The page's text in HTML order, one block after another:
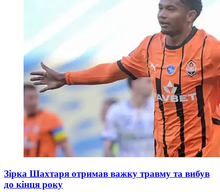
Зірка Шахтаря отримав важку травму та вибув
до кінця року